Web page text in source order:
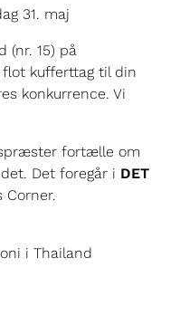
31. maj
(nr. 15) på
flot kufferttag til din
konkurrence. Vi
fortælle om
Det foregår i DET
Corner.
i Thailand